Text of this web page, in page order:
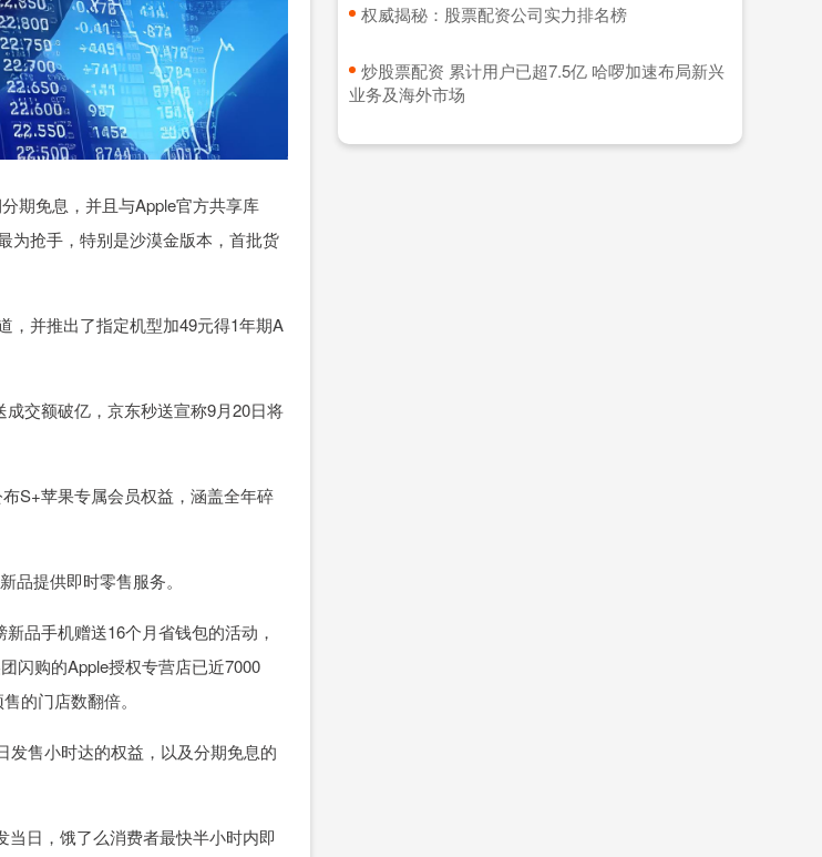
期免息，并且与Apple官方共享库
为抢手，特别是沙漠金版本，首批货
并推出了指定机型加49元得1年期A
交额破亿，京东秒送宣称9月20日将
S+苹果专属会员权益，涵盖全年碎
提供即时零售服务。
品手机赠送16个月省钱包的活动，
闪购的Apple授权专营店已近7000
的门店数翻倍。
售小时达的权益，以及分期免息的
日，饿了么消费者最快半小时内即
​权威揭秘：股票配资公司实力排名榜
​炒股票配资 累计用户已超7.5亿 哈啰加速布局新兴
业务及海外市场